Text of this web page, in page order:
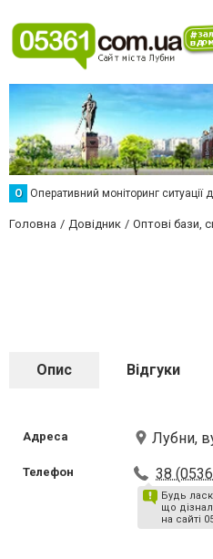
О Оперативний моніторинг ситуації
Головна Довідник Оптові бази,
Опис Відгуки
Адреса Лубни,
Телефон 38
Будь
що
на сайті